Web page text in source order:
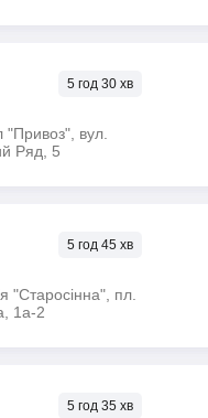
5 год30 хв
"Привоз", вул.
Ряд, 5
5 год45 хв
"Старосінна", пл.
1а-2
5 год35 хв